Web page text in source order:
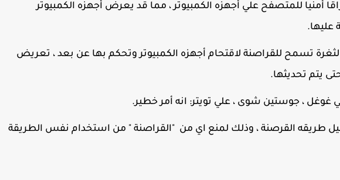
أمنيا للمتصفح علي أجهزه الكمبيوتر ، مما قد يعرض أجهزه الكمبيوتر
عليها.
تسمح للقراصنة لاقتحام أجهزه الكمبيوتر وتحكم بها عن بعد ، تعريض
يتم تحديثها.
غوغل ، جوستين شوى ، علي تويتر: انه أمر خطير.
طريقه القرصنة ، وذلك لمنع اي من "القراصنة " من استخدام نفس الطريقة